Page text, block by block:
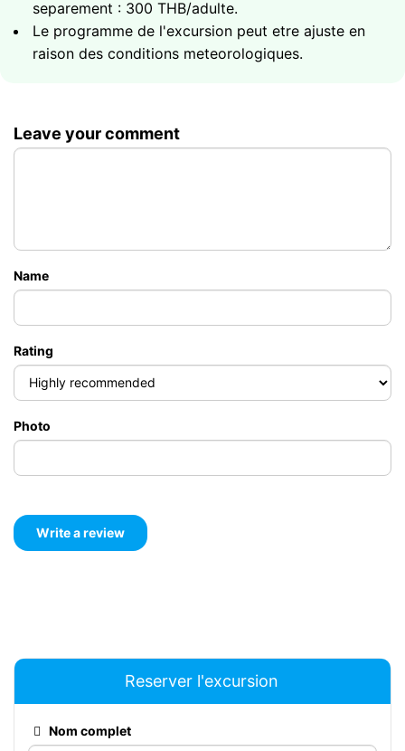
Groupe jusqu'a 10 invites
Dejeuner buffet thai en option +฿850/personne
ou dejeuner fruits de mer +฿1,200/personne
separement : 300 THB/adulte.
Le programme de l'excursion peut etre ajuste en
raison des conditions meteorologiques.
Leave your comment
Name
Rating
Photo
Reserver l'excursion
Nom complet